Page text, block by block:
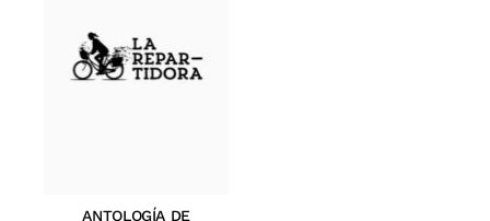
ANTOLOGÍA DE